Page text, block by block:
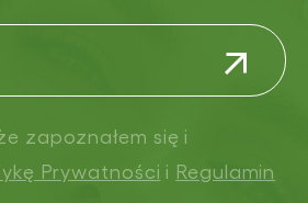
zapoznałem się i
Prywatności i Regulamin